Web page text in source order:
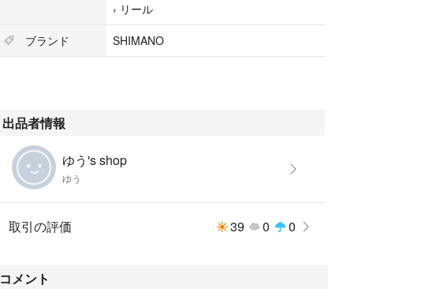
› リール
ブランド
SHIMANO
出品者情報
ゆう's shop
ゆう
取引の評価 39 0 0
コメント